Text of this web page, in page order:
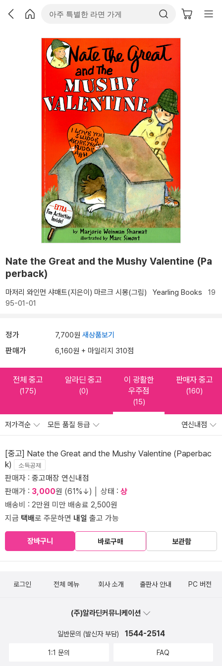
Nate the Great and the Mushy Valentine (Pa
perback)
마저리 와인먼 샤매트(지은이) 마르크 시몽(그림) Yearling Books 19
95-01-01
정가 7,700원 새상품보기
판매가 6,160원 + 마일리지 310점
전체 중고
(175)
알라딘 중고
(0)
이 광활한
우주점
(15)
판매자 중고
(160)
저가격순 모든 품질 등급 연신내점
[중고] Nate the Great and the Mushy Valentine (Paperbac
k)
소득공제
판매자 : 중고매장 연신내점
판매가 : 3,000원 (61%↓) │ 상태 : 상
배송비 : 2만원 미만 배송료 2,500원
지금 택배로 주문하면 내일 출고 가능
장바구니 바로구매 보관함
로그인 전체 메뉴 회사 소개 출판사 안내 PC 버전
(주)알라딘커뮤니케이션
일반문의 (발신자 부담) 1544-2514
1:1 문의 FAQ